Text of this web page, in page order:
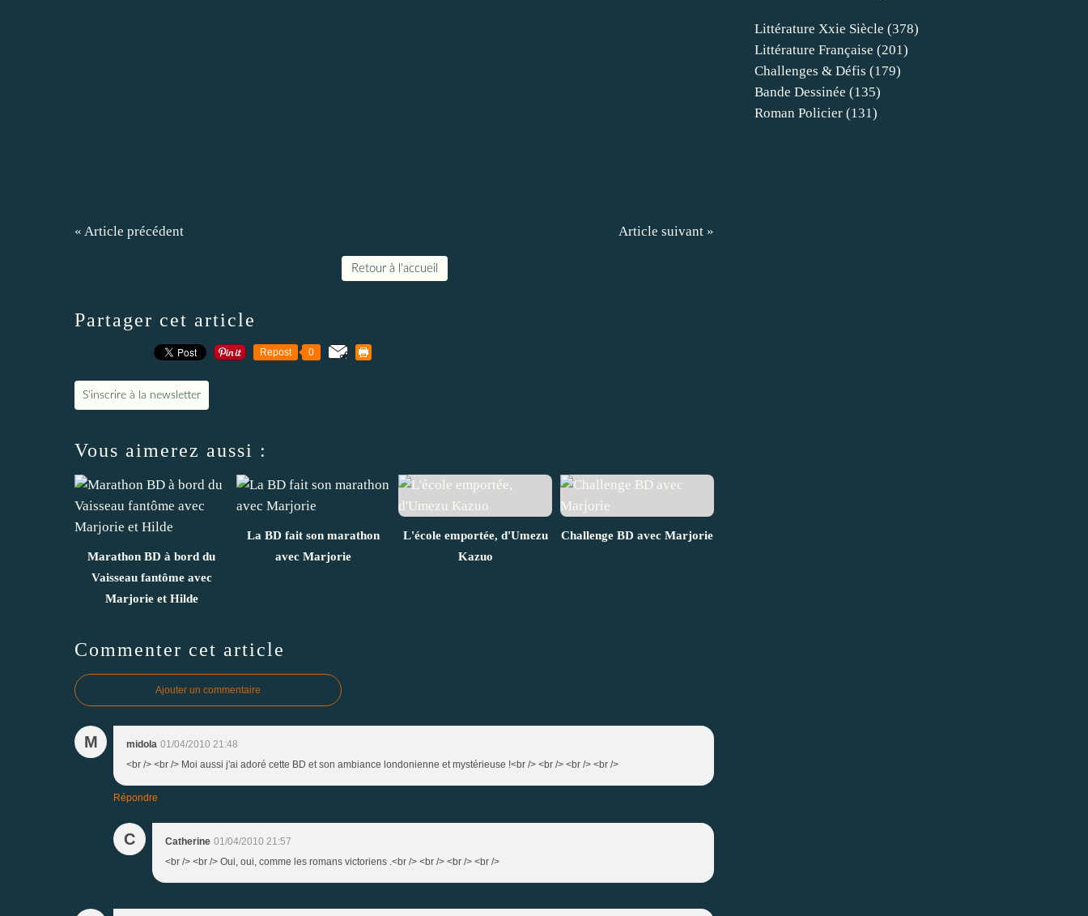
« Article précédent Article suivant »
Retour à l'accueil
Partager cet article
Repost 0
S'inscrire à la newsletter
Vous aimerez aussi :
Marathon BD à bord du
Vaisseau fantôme avec
Marjorie et Hilde
La BD fait son marathon
avec Marjorie
L'école emportée, d'Umezu
Kazuo
Challenge BD avec Marjorie
Commenter cet article
Ajouter un commentaire
M midola 01/04/2010 21:48
<br /> <br /> Moi aussi j'ai adoré cette BD et son ambiance londonienne et mystérieuse !<br /> <br /> <br /> <br />
Répondre
C Catherine 01/04/2010 21:57
<br /> <br /> Oui, oui, comme les romans victoriens .<br /> <br /> <br /> <br />
Littérature Xxie Siècle (378)
Littérature Française (201)
Challenges & Défis (179)
Bande Dessinée (135)
Roman Policier (131)